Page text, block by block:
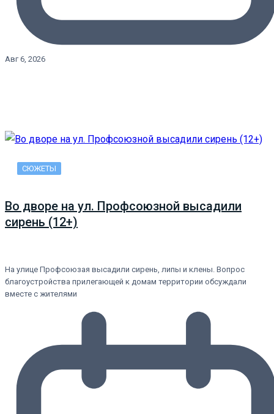
Авг 6, 2026
СЮЖЕТЫ
Во дворе на ул. Профсоюзной высадили
сирень (12+)
На улице Профсоюзая высадили сирень, липы и клены. Вопрос
благоустройства прилегающей к домам территории обсуждали
вместе с жителями